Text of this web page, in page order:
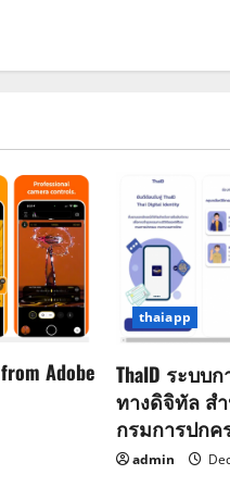
Adobe
thaiapp
ThaID ระบ
ทางดิจิทัล ส
กรมการปกค
admin